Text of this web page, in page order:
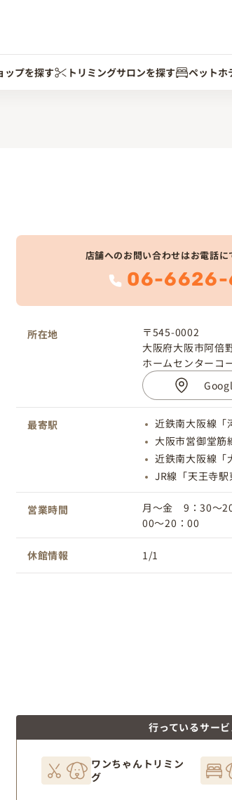
ップを探す トリミングサロンを探す ペットホ
店舗へのお問い合わせはお電話に
06-6626-
所在地
〒545-0002
大阪府大阪市阿倍
ホームセンターコ
最寄駅
近鉄南大阪線「
大阪市営御堂筋
近鉄南大阪線「
JR線「天王寺
営業時間
月～金 9：30～
00～20：00
休館情報 1/1
行っているサービ
ワンちゃんトリミン
グ